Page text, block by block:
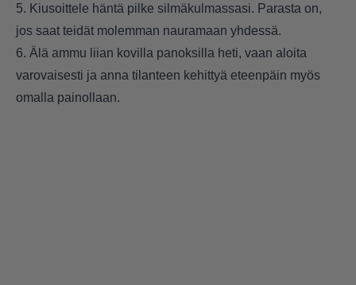
5. Kiusoittele häntä pilke silmäkulmassasi. Parasta on,
jos saat teidät molemman nauramaan yhdessä.
6. Älä ammu liian kovilla panoksilla heti, vaan aloita
varovaisesti ja anna tilanteen kehittyä eteenpäin myös
omalla painollaan.